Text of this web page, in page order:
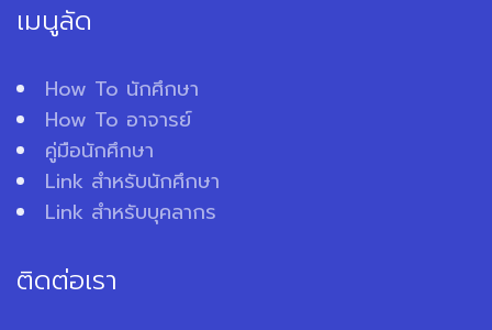
เมนูลัด
How To นักศึกษา
How To อาจารย์
คู่มือนักศึกษา
Link สำหรับนักศึกษา
Link สำหรับบุคลากร
ติดต่อเรา